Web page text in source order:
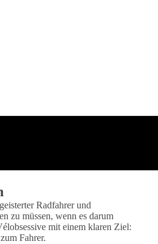
Radfahrer und
zu müssen, wenn es darum
mit einem klaren Ziel:
Fahrer.